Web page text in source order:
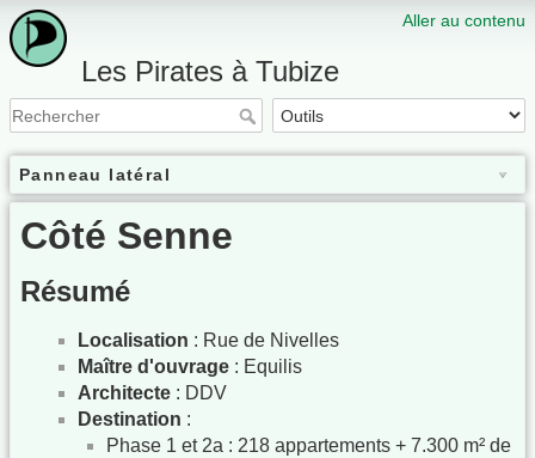
Aller au contenu
Les Pirates à Tubize
Panneau latéral
Côté Senne
Résumé
Localisation : Rue de Nivelles
Maître d'ouvrage : Equilis
Architecte : DDV
Destination :
Phase 1 et 2a : 218 appartements + 7.300 m² de